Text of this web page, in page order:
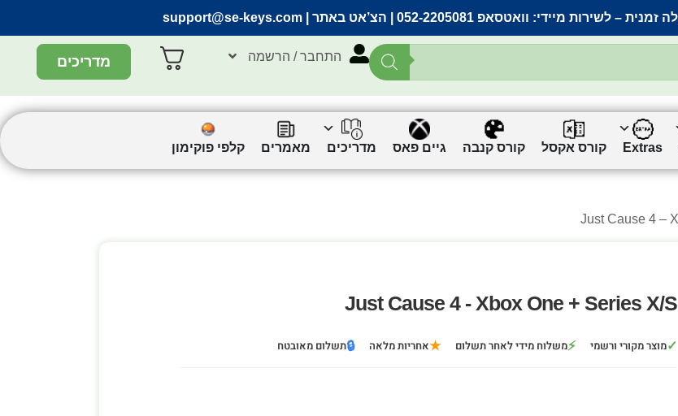
– לשירות מיידי: וואטסאפ 052-2205081 | הצ’אט באתר | support@se-keys.com
התחבר / הרשמה מדריכים
Extras קורס אקסל קורס קנבה גיים פאס מדריכים מאמרים קלפי פוקימון
Just Cause 4 - Xbox One + Series X/S
✓מוצר מקורי ורשמי ⚡משלוח מידי לאחר תשלום ★אחריות מלאה 🔒תשלום מאובטח